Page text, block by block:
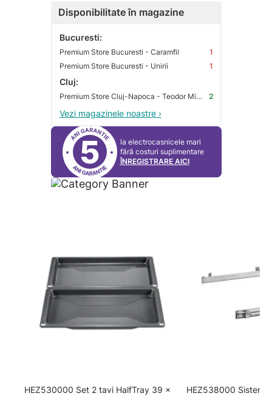
Disponibilitate în magazine
Bucuresti:
Premium Store Bucuresti - Caramfil
1
Premium Store Bucuresti - Unirii
1
Cluj:
Premium Store Cluj-Napoca - Teodor Mihali 2
Vezi magazinele noastre ›
5
la electrocasnicele mari
fără costuri suplimentare
ÎNREGISTRARE AICI
HEZ530000 Set 2 tavi HalfTray 39 x
HEZ538000 Sistem